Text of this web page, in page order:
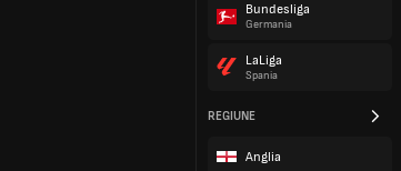
Bundesliga
Germania
LaLiga
Spania
REGIUNE
Anglia